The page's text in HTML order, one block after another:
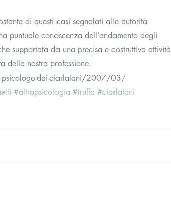
di questi casi segnalati alle autorità
puntuale conoscenza dell’andamento degli
supportata da una precisa e costruttiva attività
della nostra professione.
psicologo-dai-ciarlatani/2007/03/
#altrapsicologia #truffa #ciarlatani